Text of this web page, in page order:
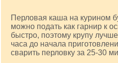
Перловая каша на курином
можно подать как гарнир к
быстро, поэтому крупу
часа до начала
сварить перловку за 25-30